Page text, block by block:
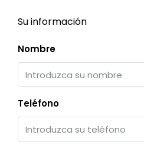
Su información
Nombre
Teléfono